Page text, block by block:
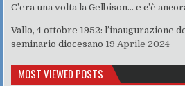
C’era una volta la Gelbison… e c’è
Vallo, 4 ottobre 1952: l’inaugurazione
seminario diocesano 19 Aprile 2024
MOST VIEWED POSTS